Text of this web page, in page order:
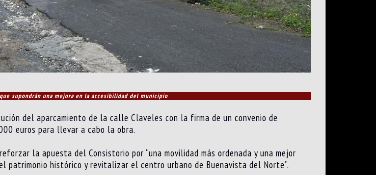
supondrán una mejora en la accesibilidad del municipio
del aparcamiento de la calle Claveles con la firma de un convenio de
euros para llevar a cabo la obra.
la apuesta del Consistorio por “una movilidad más ordenada y una mejor
patrimonio histórico y revitalizar el centro urbano de Buenavista del Norte”.